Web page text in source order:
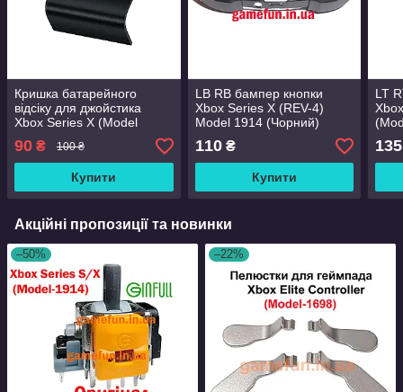
Кришка батарейного
відсіку для джойстика
Xbox Series X (Model
90 ₴ 100 ₴
Купити
LB RB бампер кнопки
Xbox Series X (REV-4)
Model 1914 (Чорний)
110₴
Купити
LT
135
Акційні пропозиції та новинки
–50% –22%